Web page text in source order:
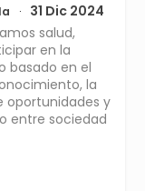
·
31 Dic 2024
salud,
en la
basado en el
la
oportunidades y
entre sociedad